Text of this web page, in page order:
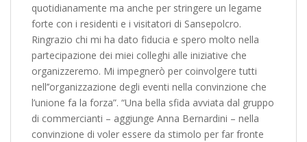
quotidianamente ma anche per stringere un legame
forte con i residenti e i visitatori di Sansepolcro.
Ringrazio chi mi ha dato fiducia e spero molto nella
partecipazione dei miei colleghi alle iniziative che
organizzeremo. Mi impegnerò per coinvolgere tutti
nell’’organizzazione degli eventi nella convinzione che
l’unione fa la forza”. “Una bella sfida avviata dal gruppo
di commercianti – aggiunge Anna Bernardini – nella
convinzione di voler essere da stimolo per far fronte